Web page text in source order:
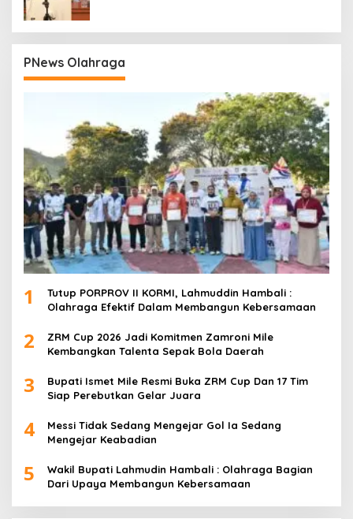
PNews Olahraga
1
Tutup PORPROV II KORMI, Lahmuddin Hambali :
Olahraga Efektif Dalam Membangun Kebersamaan
2
ZRM Cup 2026 Jadi Komitmen Zamroni Mile
Kembangkan Talenta Sepak Bola Daerah
3
Bupati Ismet Mile Resmi Buka ZRM Cup Dan 17 Tim
Siap Perebutkan Gelar Juara
4
Messi Tidak Sedang Mengejar Gol Ia Sedang
Mengejar Keabadian
5
Wakil Bupati Lahmudin Hambali : Olahraga Bagian
Dari Upaya Membangun Kebersamaan